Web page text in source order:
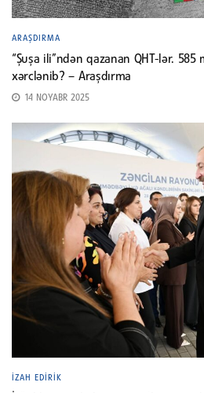
ARAŞDIRMA
“Şuşa ili”ndən qazanan QHT-lər.
xərclənib? – Araşdırma
14 NOYABR 2025
İZAH EDIRIK